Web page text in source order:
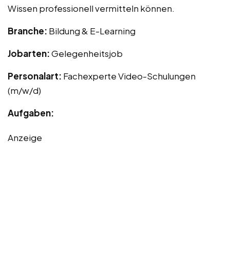
Wissen professionell vermitteln können.
Branche: Bildung & E-Learning
Jobarten:Gelegenheitsjob
Personalart: Fachexperte Video-Schulungen
(m/w/d)
Aufgaben:
Anzeige